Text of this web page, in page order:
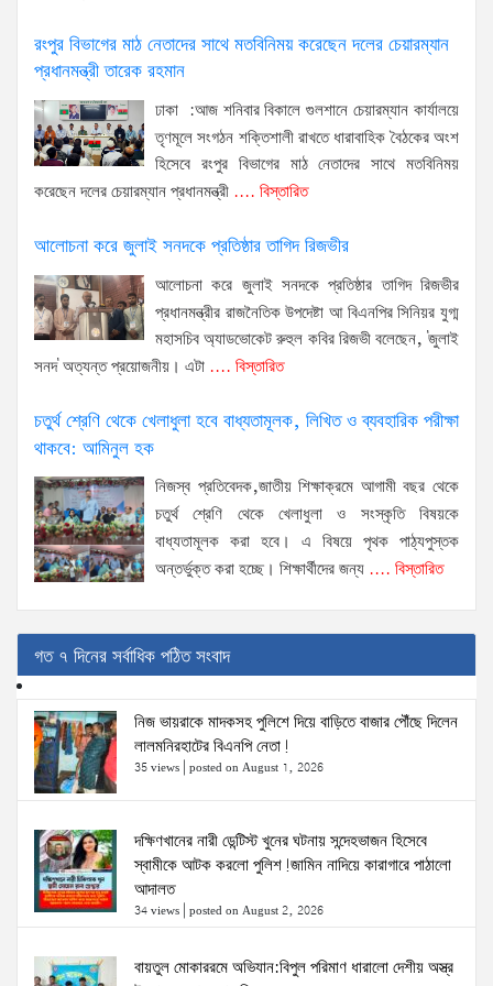
রংপুর বিভাগের মাঠ নেতাদের সাথে মতবিনিময় করেছেন দলের চেয়ারম্যান
প্রধানমন্ত্রী তারেক রহমান
ঢাকা :আজ শনিবার বিকালে গুলশানে চেয়ারম্যান কার্যালয়ে
তৃণমূলে সংগঠন শক্তিশালী রাখতে ধারাবাহিক বৈঠকের অংশ
হিসেবে রংপুর বিভাগের মাঠ নেতাদের সাথে মতবিনিময়
করেছেন দলের চেয়ারম্যান প্রধানমন্ত্রী .... বিস্তারিত
আলোচনা করে জুলাই সনদকে প্রতিষ্ঠার তাগিদ রিজভীর
আলোচনা করে জুলাই সনদকে প্রতিষ্ঠার তাগিদ রিজভীর
প্রধানমন্ত্রীর রাজনৈতিক উপদেষ্টা আ বিএনপির সিনিয়র যুগ্ম
মহাসচিব অ্যাডভোকেট রুহুল কবির রিজভী বলেছেন, 'জুলাই
সনদ' অত্যন্ত প্রয়োজনীয়। এটা .... বিস্তারিত
চতুর্থ শ্রেণি থেকে খেলাধুলা হবে বাধ্যতামূলক, লিখিত ও ব্যবহারিক পরীক্ষা
থাকবে: আমিনুল হক
নিজস্ব প্রতিবেদক,জাতীয় শিক্ষাক্রমে আগামী বছর থেকে
চতুর্থ শ্রেণি থেকে খেলাধুলা ও সংস্কৃতি বিষয়কে
বাধ্যতামূলক করা হবে। এ বিষয়ে পৃথক পাঠ্যপুস্তক
অন্তর্ভুক্ত করা হচ্ছে। শিক্ষার্থীদের জন্য .... বিস্তারিত
গত ৭ দিনের সর্বাধিক পঠিত সংবাদ
নিজ ভায়রাকে মাদকসহ পুলিশে দিয়ে বাড়িতে বাজার পৌঁছে দিলেন
লালমনিরহাটের বিএনপি নেতা!
35 views posted on August 1, 2026
দক্ষিণখানের নারী ডেন্টিস্ট খুনের ঘটনায় সন্দেহভাজন হিসেবে
স্বামীকে আটক করলো পুলিশ!জামিন নাদিয়ে কারাগারে পাঠালো
আদালত
34 views posted on August 2, 2026
বায়তুল মোকাররমে অভিযান:বিপুল পরিমাণ ধারালো দেশীয় অস্ত্র